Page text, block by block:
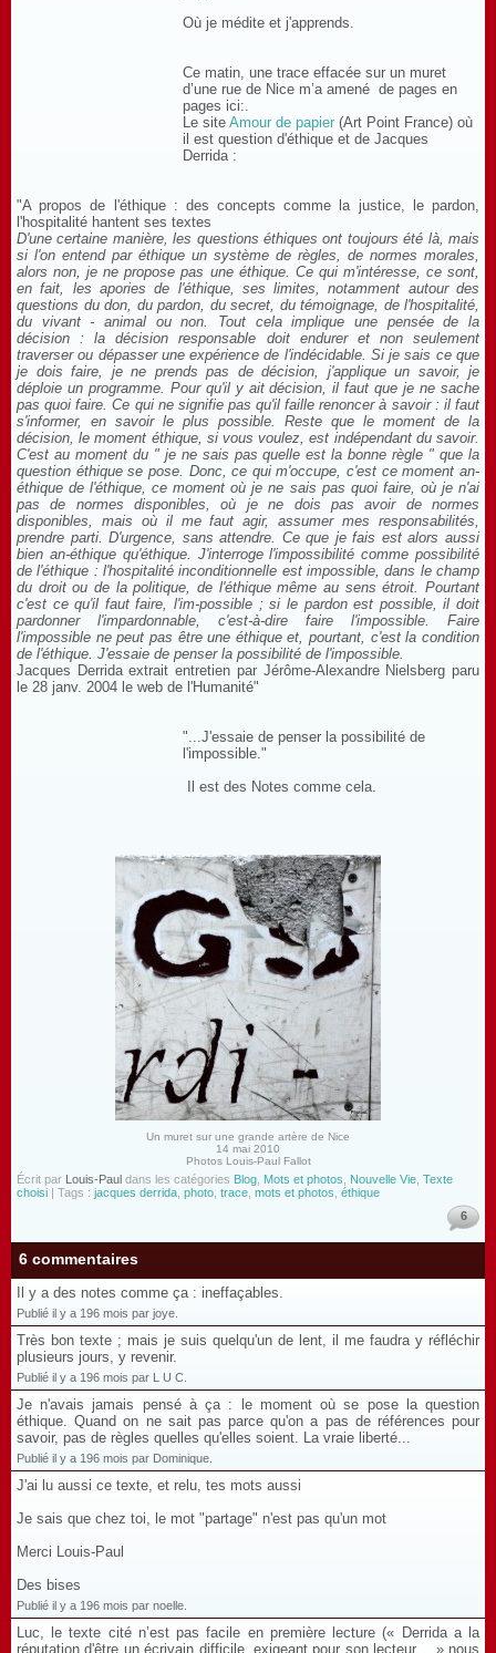
Où je médite et j'apprends.
Ce matin, une trace effacée sur un muret
d’une rue de Nice m’a amené de pages en
pages ici:.
Le site Amour de papier (Art Point France) où
il est question d'éthique et de Jacques
Derrida :
"A propos de l'éthique : des concepts comme la justice, le pardon,
l'hospitalité hantent ses textes
D'une certaine manière, les questions éthiques ont toujours été là, mais
si l'on entend par éthique un système de règles, de normes morales,
alors non, je ne propose pas une éthique. Ce qui m'intéresse, ce sont,
en fait, les apories de l'éthique, ses limites, notamment autour des
questions du don, du pardon, du secret, du témoignage, de l'hospitalité,
du vivant - animal ou non. Tout cela implique une pensée de la
décision : la décision responsable doit endurer et non seulement
traverser ou dépasser une expérience de l'indécidable. Si je sais ce que
je dois faire, je ne prends pas de décision, j'applique un savoir, je
déploie un programme. Pour qu'il y ait décision, il faut que je ne sache
pas quoi faire. Ce qui ne signifie pas qu'il faille renoncer à savoir : il faut
s'informer, en savoir le plus possible. Reste que le moment de la
décision, le moment éthique, si vous voulez, est indépendant du savoir.
C'est au moment du " je ne sais pas quelle est la bonne règle " que la
question éthique se pose. Donc, ce qui m'occupe, c'est ce moment an-
éthique de l'éthique, ce moment où je ne sais pas quoi faire, où je n'ai
pas de normes disponibles, où je ne dois pas avoir de normes
disponibles, mais où il me faut agir, assumer mes responsabilités,
prendre parti. D'urgence, sans attendre. Ce que je fais est alors aussi
bien an-éthique qu'éthique. J'interroge l'impossibilité comme possibilité
de l'éthique : l'hospitalité inconditionnelle est impossible, dans le champ
du droit ou de la politique, de l'éthique même au sens étroit. Pourtant
c'est ce qu'il faut faire, l'im-possible ; si le pardon est possible, il doit
pardonner l'impardonnable, c'est-à-dire faire l'impossible. Faire
l'impossible ne peut pas être une éthique et, pourtant, c'est la condition
de l'éthique. J'essaie de penser la possibilité de l'impossible.
Jacques Derrida extrait entretien par Jérôme-Alexandre Nielsberg paru
le 28 janv. 2004 le web de l'Humanité"
"...J'essaie de penser la possibilité de
l'impossible."
Il est des Notes comme cela.
Un muret sur une grande artère de Nice
14 mai 2010
Photos Louis-Paul Fallot
Écrit par Louis-Paul dans les catégories Blog Mots et photos Nouvelle Vie Texte
choisi | Tags : jacques derrida photo trace mots et photos éthique
6
6 commentaires
Il y a des notes comme ça : ineffaçables.
Publié il y a 196 mois par joye.
Très bon texte ; mais je suis quelqu'un de lent, il me faudra y réfléchir
plusieurs jours, y revenir.
Publié il y a 196 mois par L U C.
Je n'avais jamais pensé à ça : le moment où se pose la question
éthique. Quand on ne sait pas parce qu'on a pas de références pour
savoir, pas de règles quelles qu'elles soient. La vraie liberté...
Publié il y a 196 mois par Dominique.
J'ai lu aussi ce texte, et relu, tes mots aussi
Je sais que chez toi, le mot "partage" n'est pas qu'un mot
Merci Louis-Paul
Des bises
Publié il y a 196 mois par noelle.
Luc, le texte cité n’est pas facile en première lecture (« Derrida a la
réputation d'être un écrivain difficile, exigeant pour son lecteur… » nous